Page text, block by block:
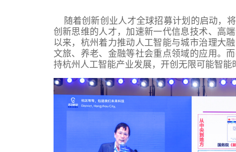
随着创新创业人才全球招募计划的启动，
创新思维的人才，加速新一代信息技术、高
以来，杭州着力推动人工智能与城市治理大
文旅、养老、金融等社会重点领域的应用。
持杭州人工智能产业发展，开创无限可能智能